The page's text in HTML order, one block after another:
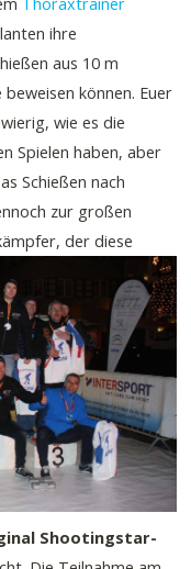
ihre
aus 10 m
können. Euer
wie es die
Spielen haben, aber
Schießen nach
zur großen
der diese
Shootingstar-